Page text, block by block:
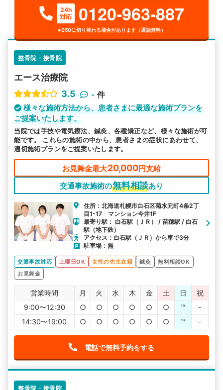
24h
対応
0120-963-887
※050に切り替わる場合があります（通話無料）
整骨院・接骨院
エース治療院
3.5
- 件
様々な施術方法から、患者さまに最適な施術プランを
ご提案いたします。
当院では手技や電気療法、鍼灸、各種矯正など、様々な施術が可
能です。 これらの施術の中から、患者さまの症状にあわせて、
適切施術プランをご提案いたします。
お見舞金最大20,000円支給
交通事故施術の無料相談あり
住所：北海道札幌市白石区菊水元町4条2丁
目1-17 マンション今井1F
最寄り駅： 白石駅（ＪＲ） / 苗穂駅 / 白石
駅（地下鉄）
アクセス：白石駅（ＪＲ）から車で3分
駐車場：無
交通事故対応 土曜日OK 女性の先生在籍 鍼灸
無料相談OK
お見舞金
営業時間 月 火 水 木 金 土 日
祝
9:00〜12:30
○ ○ ○ ○ ○ ○ ℡
-
14:30〜19:00
○ ○ ○ ○ ○ ○ ℡ -
電話で無料予約をする
整骨院・接骨院